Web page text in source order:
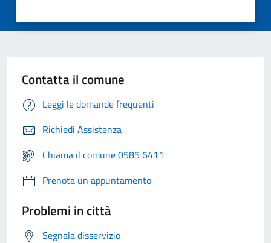
Contatta il comune
Leggi le domande frequenti
Richiedi Assistenza
Chiama il comune 0585 6411
Prenota un appuntamento
Problemi in città
Segnala disservizio